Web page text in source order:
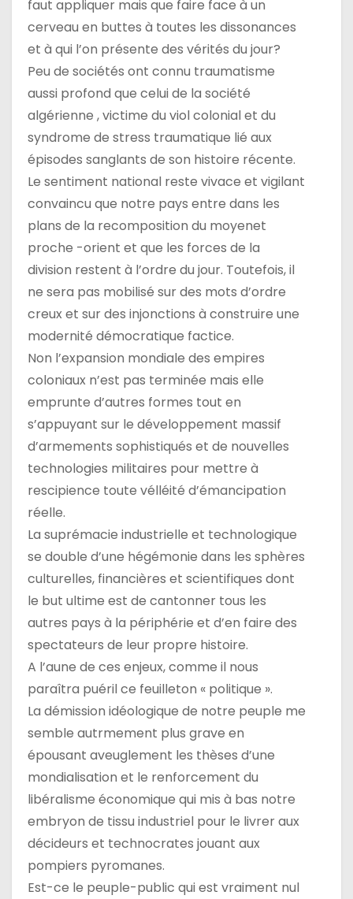
faut appliquer mais que faire face à un
cerveau en buttes à toutes les dissonances
et à qui l’on présente des vérités du jour?
Peu de sociétés ont connu traumatisme
aussi profond que celui de la société
algérienne , victime du viol colonial et du
syndrome de stress traumatique lié aux
épisodes sanglants de son histoire récente.
Le sentiment national reste vivace et vigilant
convaincu que notre pays entre dans les
plans de la recomposition du moyenet
proche -orient et que les forces de la
division restent à l’ordre du jour. Toutefois, il
ne sera pas mobilisé sur des mots d’ordre
creux et sur des injonctions à construire une
modernité démocratique factice.
Non l’expansion mondiale des empires
coloniaux n’est pas terminée mais elle
emprunte d’autres formes tout en
s’appuyant sur le développement massif
d’armements sophistiqués et de nouvelles
technologies militaires pour mettre à
rescipience toute vélléité d’émancipation
réelle.
La suprémacie industrielle et technologique
se double d’une hégémonie dans les sphères
culturelles, financières et scientifiques dont
le but ultime est de cantonner tous les
autres pays à la périphérie et d’en faire des
spectateurs de leur propre histoire.
A l’aune de ces enjeux, comme il nous
paraîtra puéril ce feuilleton « politique ».
La démission idéologique de notre peuple me
semble autrmement plus grave en
épousant aveuglement les thèses d’une
mondialisation et le renforcement du
libéralisme économique qui mis à bas notre
embryon de tissu industriel pour le livrer aux
décideurs et technocrates jouant aux
pompiers pyromanes.
Est-ce le peuple-public qui est vraiment nul